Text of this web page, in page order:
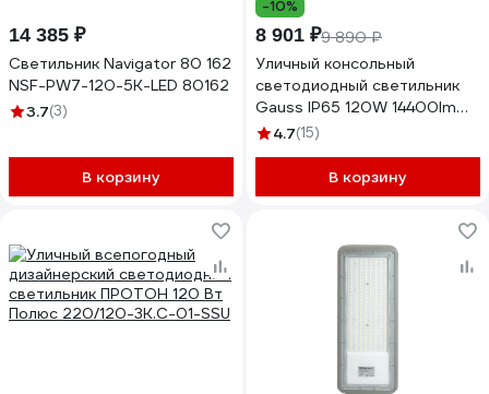
14 385 ₽
Светильник Navigator 80 162
NSF-PW7-120-5K-LED 80162
3.7(3)
В корзину
-10%
8 901 ₽9 890 ₽
Уличный консольный
светодиодный светильник
Gauss IP65 120W 14400lm
5000K КСС "Ш" 629535320
4.7(15)
В корзину